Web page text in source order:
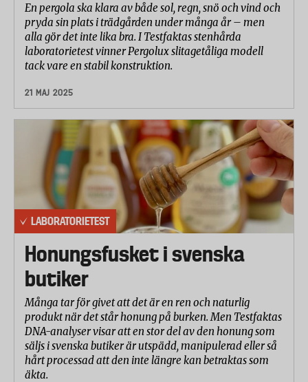
En pergola ska klara av både sol, regn, snö och vind och
pryda sin plats i trädgården under många år – men
alla gör det inte lika bra. I Testfaktas stenhårda
laboratorietest vinner Pergolux slitagetåliga modell
tack vare en stabil konstruktion.
21 MAJ 2025
LABORATORIETEST
Honungsfusket i svenska
butiker
Många tar för givet att det är en ren och naturlig
produkt när det står honung på burken. Men Testfaktas
DNA-analyser visar att en stor del av den honung som
säljs i svenska butiker är utspädd, manipulerad eller så
hårt processad att den inte längre kan betraktas som
äkta.